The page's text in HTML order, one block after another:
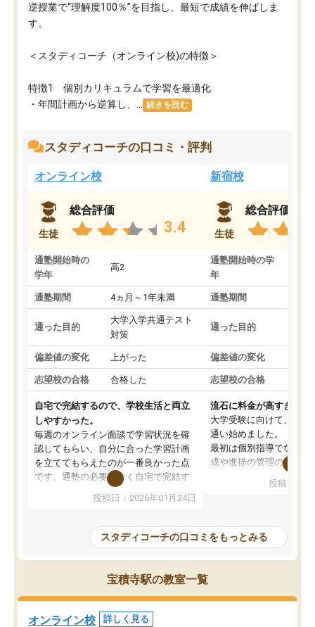
逆授業で“理解度100％”を目指し、最短で成績を伸ばしま
す。
＜スタディコーチ（オンライン校)の特徴＞
特徴1 個別カリキュラムで学習を最適化
・年間計画から逆算し、...
続きを読む
スタディコーチの口コミ・評判
オンライン校
生徒
総合評価
3.4
通塾開始時の
学年
高2
通塾期間 4ヵ月～1年未満
通った目的
大学入学共通テスト
対策
偏差値の変化 上がった
志望校の合格 合格した
自宅で完結するので、学校生活と両立
しやすかった。
毎週のオンライン面談で学習状況を確
認してもらい、自分に合った学習計画
を立ててもらえたのが一番良かった点
です。通塾の必要がなく自宅で完結す
たです。コーチが現役大学生で相談し
安も気軽に話せました。勉強習慣が身
についたと感じています。また、チャ
ットで質問できるのも便利でした。一
人では迷いがちだった受験勉強を、最
だと思います。
投稿日：2026年01月24日
新宿校
生徒
総合評価
通塾開始時の学
年
通塾期間
通った目的
偏差値の変化
志望校の合格
流石に料金が高すぎる
大学受験に向けて、高2
通い始めました。
最初は個別指導でなく、
成や進捗の管理のみのコ
じ個別指導コースに変更
性が良くなかったです。
モチベーションが上がら
にやめてしまいました。
の方の予定が空いていな
投稿日：
スタディコーチの口コミをもっとみる
宝積寺駅の教室一覧
オンライン校 詳しく見る